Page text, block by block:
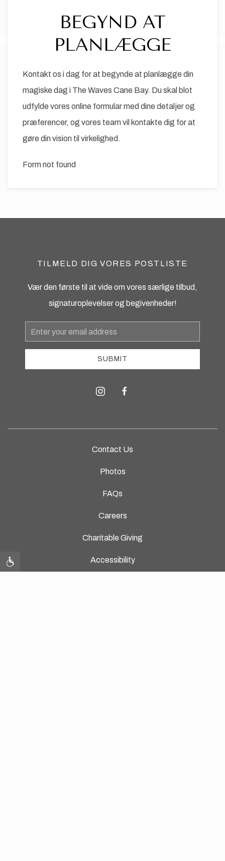
Item 1
BEGYND AT
PLANLÆGGE
Kontakt os i dag for at begynde at planlægge din
magiske dag i The Waves Cane Bay. Du skal blot
udfylde vores online formular med dine detaljer og
præferencer, og vores team vil kontakte dig for at
gøre din vision til virkelighed.
Form not found
TILMELD DIG VORES POSTLISTE
Vær den første til at vide om vores særlige tilbud,
signaturoplevelser og begivenheder!
Email
Address
SUBMIT
instagramfacebook
Contact Us
Photos
FAQs
Careers
Charitable Giving
Accessibility